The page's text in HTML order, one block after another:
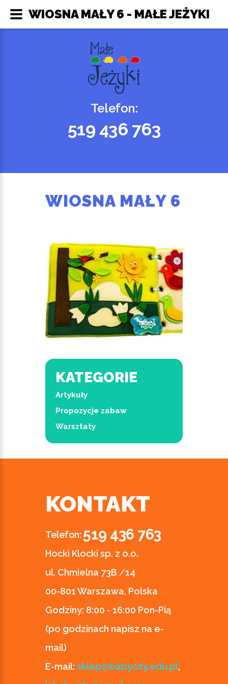
Telefon:
519 436 763
WIOSNA MAŁY 6
KATEGORIE
Artykuły
Propozycje zabaw
Warsztaty
KONTAKT
Telefon: 519 436 763
Hocki Klocki sp. z o.o.
ul. Chmielna 73B /14
00-801 Warszawa, Polska
Godziny: 8:00 - 16:00 Pon-Pią
(po godzinach napisz na e-
mail)
E-mail: sklep@babycity.edu.pl,
WIOSNA MAŁY 6 - MAŁE JEŻYKI